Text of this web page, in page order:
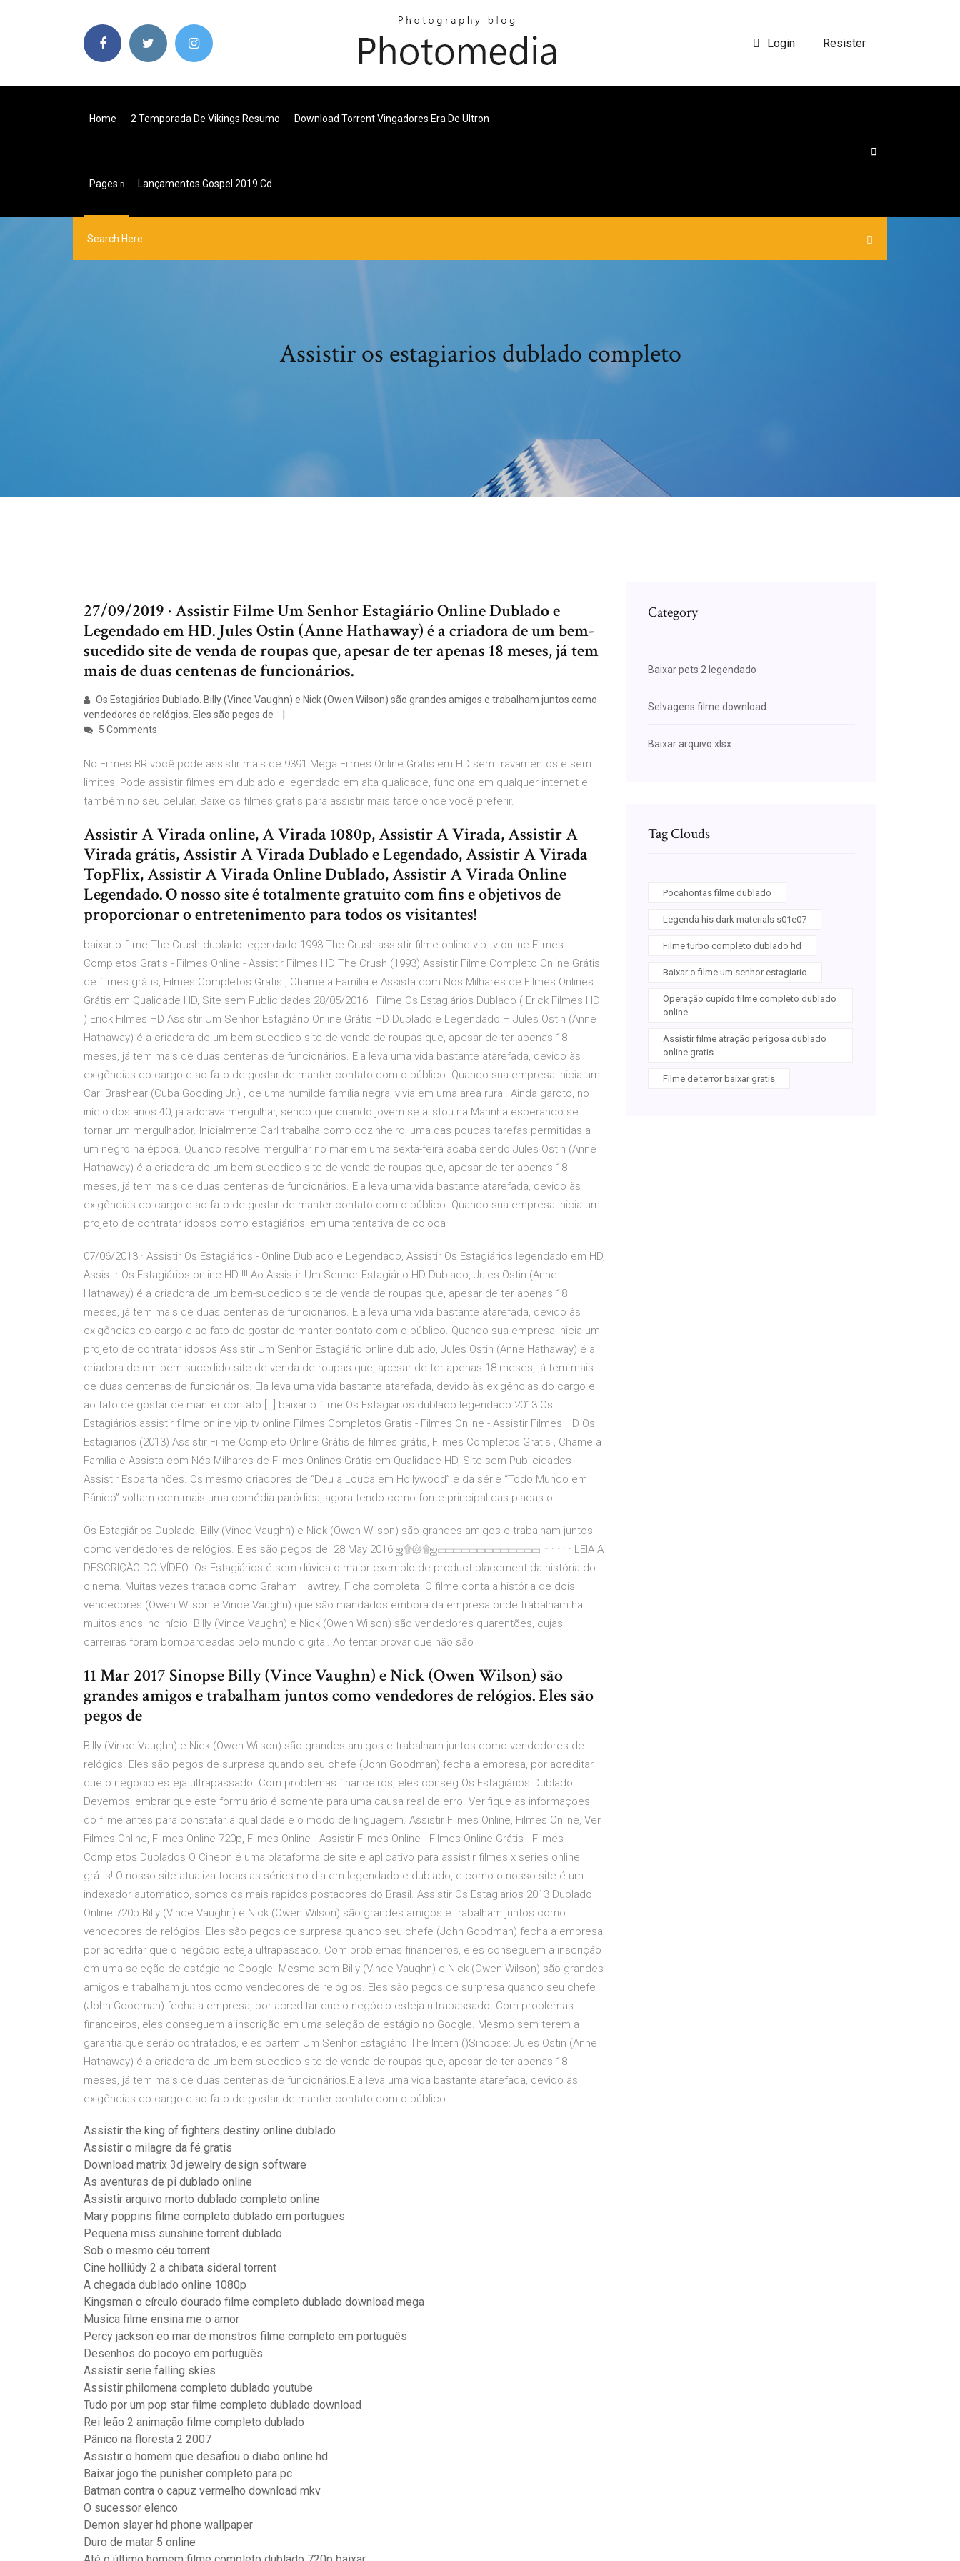
Login | Resister
Home 2 Temporada De Vikings Resumo Download Torrent Vingadores Era De Ultron
Pages Lançamentos Gospel 2019 Cd
Assistir os estagiarios dublado completo
27/09/2019 · Assistir Filme Um Senhor Estagiário Online Dublado e
Legendado em HD. Jules Ostin (Anne Hathaway) é a criadora de um bem-
sucedido site de venda de roupas que, apesar de ter apenas 18 meses, já tem
mais de duas centenas de funcionários.
Os Estagiários Dublado. Billy (Vince Vaughn) e Nick (Owen Wilson) são grandes amigos e trabalham juntos como
vendedores de relógios. Eles são pegos de
5 Comments
No Filmes BR você pode assistir mais de 9391 Mega Filmes Online Gratis em HD sem travamentos e sem
limites! Pode assistir filmes em dublado e legendado em alta qualidade, funciona em qualquer internet e
também no seu celular. Baixe os filmes gratis para assistir mais tarde onde você preferir.
Assistir A Virada online, A Virada 1080p, Assistir A Virada, Assistir A
Virada grátis, Assistir A Virada Dublado e Legendado, Assistir A Virada
TopFlix, Assistir A Virada Online Dublado, Assistir A Virada Online
Legendado. O nosso site é totalmente gratuito com fins e objetivos de
proporcionar o entretenimento para todos os visitantes!
baixar o filme The Crush dublado legendado 1993 The Crush assistir filme online vip tv online Filmes
Completos Gratis - Filmes Online - Assistir Filmes HD The Crush (1993) Assistir Filme Completo Online Grátis
de filmes grátis, Filmes Completos Gratis , Chame a Família e Assista com Nós Milhares de Filmes Onlines
Grátis em Qualidade HD, Site sem Publicidades 28/05/2016 · Filme Os Estagiários Dublado ( Erick Filmes HD
) Erick Filmes HD Assistir Um Senhor Estagiário Online Grátis HD Dublado e Legendado – Jules Ostin (Anne
Hathaway) é a criadora de um bem-sucedido site de venda de roupas que, apesar de ter apenas 18
meses, já tem mais de duas centenas de funcionários. Ela leva uma vida bastante atarefada, devido às
exigências do cargo e ao fato de gostar de manter contato com o público. Quando sua empresa inicia um
Carl Brashear (Cuba Gooding Jr.) , de uma humilde família negra, vivia em uma área rural. Ainda garoto, no
início dos anos 40, já adorava mergulhar, sendo que quando jovem se alistou na Marinha esperando se
tornar um mergulhador. Inicialmente Carl trabalha como cozinheiro, uma das poucas tarefas permitidas a
um negro na época. Quando resolve mergulhar no mar em uma sexta-feira acaba sendo Jules Ostin (Anne
Hathaway) é a criadora de um bem-sucedido site de venda de roupas que, apesar de ter apenas 18
meses, já tem mais de duas centenas de funcionários. Ela leva uma vida bastante atarefada, devido às
exigências do cargo e ao fato de gostar de manter contato com o público. Quando sua empresa inicia um
projeto de contratar idosos como estagiários, em uma tentativa de colocá
07/06/2013 · Assistir Os Estagiários - Online Dublado e Legendado, Assistir Os Estagiários legendado em HD,
Assistir Os Estagiários online HD !!! Ao Assistir Um Senhor Estagiário HD Dublado, Jules Ostin (Anne
Hathaway) é a criadora de um bem-sucedido site de venda de roupas que, apesar de ter apenas 18
meses, já tem mais de duas centenas de funcionários. Ela leva uma vida bastante atarefada, devido às
exigências do cargo e ao fato de gostar de manter contato com o público. Quando sua empresa inicia um
projeto de contratar idosos Assistir Um Senhor Estagiário online dublado, Jules Ostin (Anne Hathaway) é a
criadora de um bem-sucedido site de venda de roupas que, apesar de ter apenas 18 meses, já tem mais
de duas centenas de funcionários. Ela leva uma vida bastante atarefada, devido às exigências do cargo e
ao fato de gostar de manter contato […] baixar o filme Os Estagiários dublado legendado 2013 Os
Estagiários assistir filme online vip tv online Filmes Completos Gratis - Filmes Online - Assistir Filmes HD Os
Estagiários (2013) Assistir Filme Completo Online Grátis de filmes grátis, Filmes Completos Gratis , Chame a
Família e Assista com Nós Milhares de Filmes Onlines Grátis em Qualidade HD, Site sem Publicidades
Assistir Espartalhões. Os mesmo criadores de “Deu a Louca em Hollywood” e da série “Todo Mundo em
Pânico” voltam com mais uma comédia paródica, agora tendo como fonte principal das piadas o …
Os Estagiários Dublado. Billy (Vince Vaughn) e Nick (Owen Wilson) são grandes amigos e trabalham juntos
como vendedores de relógios. Eles são pegos de 28 May 2016 ஜ۩۞۩ஜ▭▭▭▭▭▭▭▭▭▭▭▭▭ ·· · · · · LEIA A
DESCRIÇÃO DO VÍDEO Os Estagiários é sem dúvida o maior exemplo de product placement da história do
cinema. Muitas vezes tratada como Graham Hawtrey. Ficha completa O filme conta a história de dois
vendedores (Owen Wilson e Vince Vaughn) que são mandados embora da empresa onde trabalham ha
muitos anos, no início Billy (Vince Vaughn) e Nick (Owen Wilson) são vendedores quarentões, cujas
carreiras foram bombardeadas pelo mundo digital. Ao tentar provar que não são
11 Mar 2017 Sinopse Billy (Vince Vaughn) e Nick (Owen Wilson) são
grandes amigos e trabalham juntos como vendedores de relógios. Eles são
pegos de
Billy (Vince Vaughn) e Nick (Owen Wilson) são grandes amigos e trabalham juntos como vendedores de
relógios. Eles são pegos de surpresa quando seu chefe (John Goodman) fecha a empresa, por acreditar
que o negócio esteja ultrapassado. Com problemas financeiros, eles conseg Os Estagiários Dublado .
Devemos lembrar que este formulário é somente para uma causa real de erro. Verifique as informaçoes
do filme antes para constatar a qualidade e o modo de linguagem. Assistir Filmes Online, Filmes Online, Ver
Filmes Online, Filmes Online 720p, Filmes Online - Assistir Filmes Online - Filmes Online Grátis - Filmes
Completos Dublados O Cineon é uma plataforma de site e aplicativo para assistir filmes x series online
grátis! O nosso site atualiza todas as séries no dia em legendado e dublado, e como o nosso site é um
indexador automático, somos os mais rápidos postadores do Brasil. Assistir Os Estagiários 2013 Dublado
Online 720p Billy (Vince Vaughn) e Nick (Owen Wilson) são grandes amigos e trabalham juntos como
vendedores de relógios. Eles são pegos de surpresa quando seu chefe (John Goodman) fecha a empresa,
por acreditar que o negócio esteja ultrapassado. Com problemas financeiros, eles conseguem a inscrição
em uma seleção de estágio no Google. Mesmo sem Billy (Vince Vaughn) e Nick (Owen Wilson) são grandes
amigos e trabalham juntos como vendedores de relógios. Eles são pegos de surpresa quando seu chefe
(John Goodman) fecha a empresa, por acreditar que o negócio esteja ultrapassado. Com problemas
financeiros, eles conseguem a inscrição em uma seleção de estágio no Google. Mesmo sem terem a
garantia que serão contratados, eles partem Um Senhor Estagiário The Intern ()Sinopse: Jules Ostin (Anne
Hathaway) é a criadora de um bem-sucedido site de venda de roupas que, apesar de ter apenas 18
meses, já tem mais de duas centenas de funcionários.Ela leva uma vida bastante atarefada, devido às
exigências do cargo e ao fato de gostar de manter contato com o público.
Assistir the king of fighters destiny online dublado
Assistir o milagre da fé gratis
Download matrix 3d jewelry design software
As aventuras de pi dublado online
Assistir arquivo morto dublado completo online
Mary poppins filme completo dublado em portugues
Pequena miss sunshine torrent dublado
Sob o mesmo céu torrent
Cine holliúdy 2 a chibata sideral torrent
A chegada dublado online 1080p
Kingsman o círculo dourado filme completo dublado download mega
Musica filme ensina me o amor
Percy jackson eo mar de monstros filme completo em português
Desenhos do pocoyo em português
Assistir serie falling skies
Assistir philomena completo dublado youtube
Tudo por um pop star filme completo dublado download
Rei leão 2 animação filme completo dublado
Pânico na floresta 2 2007
Assistir o homem que desafiou o diabo online hd
Baixar jogo the punisher completo para pc
Batman contra o capuz vermelho download mkv
O sucessor elenco
Demon slayer hd phone wallpaper
Duro de matar 5 online
Category
Baixar pets 2 legendado
Selvagens filme download
Baixar arquivo xlsx
Tag Clouds
Pocahontas filme dublado
Legenda his dark materials s01e07
Filme turbo completo dublado hd
Baixar o filme um senhor estagiario
Operação cupido filme completo dublado
online
Assistir filme atração perigosa dublado
online gratis
Filme de terror baixar gratis